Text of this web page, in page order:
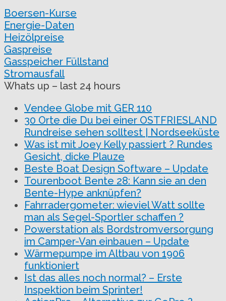
Boersen-Kurse
Energie-Daten
Heizölpreise
Gaspreise
Gasspeicher Füllstand
Stromausfall
Whats up – last 24 hours
Vendee Globe mit GER 110
30 Orte die Du bei einer OSTFRIESLAND
Rundreise sehen solltest | Nordseeküste
Was ist mit Joey Kelly passiert ? Rundes
Gesicht, dicke Plauze
Beste Boat Design Software – Update
Tourenboot Bente 28: Kann sie an den
Bente-Hype anknüpfen?
Fahrradergometer: wieviel Watt sollte
man als Segel-Sportler schaffen ?
Powerstation als Bordstromversorgung
im Camper-Van einbauen – Update
Wärmepumpe im Altbau von 1906
funktioniert
Ist das alles noch normal? – Erste
Inspektion beim Sprinter!